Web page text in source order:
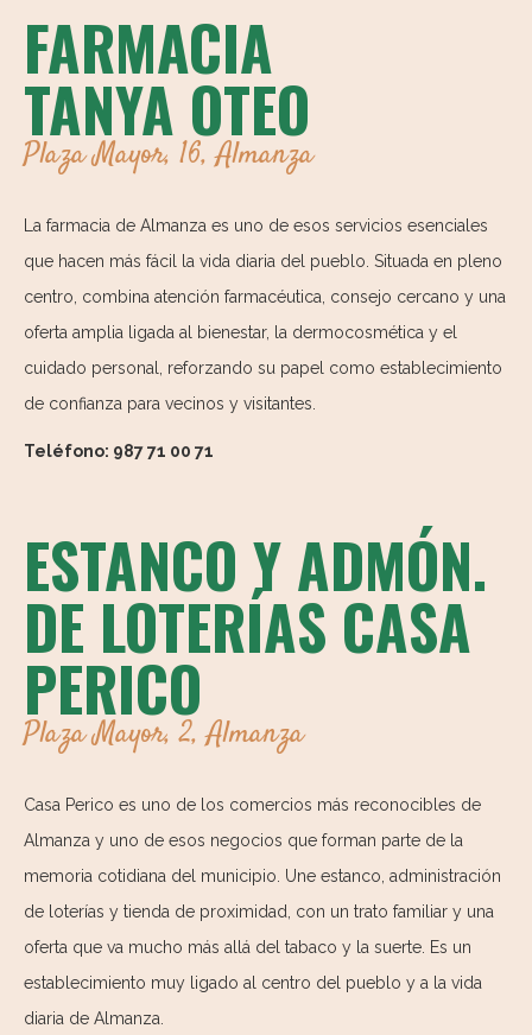
FARMACIA
TANYA OTEO
Plaza Mayor, 16, Almanza
La farmacia de Almanza es uno de esos servicios esenciales
que hacen más fácil la vida diaria del pueblo. Situada en pleno
centro, combina atención farmacéutica, consejo cercano y una
oferta amplia ligada al bienestar, la dermocosmética y el
cuidado personal, reforzando su papel como establecimiento
de confianza para vecinos y visitantes.
Teléfono: 987 71 00 71
ESTANCO Y ADMÓN.
DE LOTERÍAS CASA
PERICO
Plaza Mayor, 2, Almanza
Casa Perico es uno de los comercios más reconocibles de
Almanza y uno de esos negocios que forman parte de la
memoria cotidiana del municipio. Une estanco, administración
de loterías y tienda de proximidad, con un trato familiar y una
oferta que va mucho más allá del tabaco y la suerte. Es un
establecimiento muy ligado al centro del pueblo y a la vida
diaria de Almanza.